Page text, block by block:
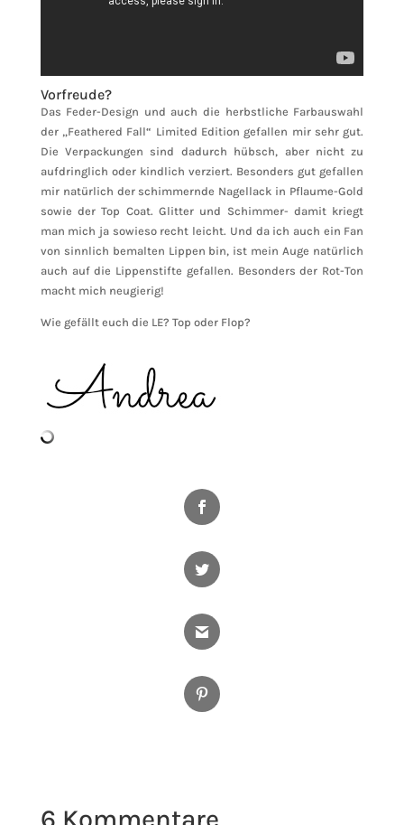
Vorfreude?
Das Feder-Design und auch die herbstliche Farbauswahl
der „Feathered Fall“ Limited Edition gefallen mir sehr gut.
Die Verpackungen sind dadurch hübsch, aber nicht zu
aufdringlich oder kindlich verziert. Besonders gut gefallen
mir natürlich der schimmernde Nagellack in Pflaume-Gold
sowie der Top Coat. Glitter und Schimmer- damit kriegt
man mich ja sowieso recht leicht. Und da ich auch ein Fan
von sinnlich bemalten Lippen bin, ist mein Auge natürlich
auch auf die Lippenstifte gefallen. Besonders der Rot-Ton
macht mich neugierig!
Wie gefällt euch die LE? Top oder Flop?